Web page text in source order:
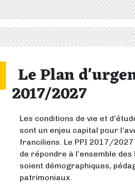
Le Plan
2017/2027
Les conditions de vie et
sont un enjeu capital pour
franciliens. Le PPI 2017/
de répondre à l’ensemble des
soient démographiques,
patrimoniaux.